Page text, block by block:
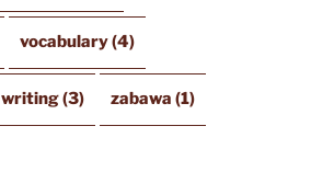
vocabulary(4)
writing(3) zabawa (1)